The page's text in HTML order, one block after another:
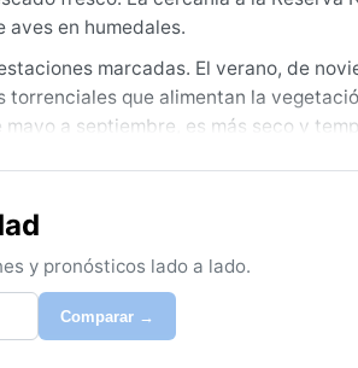
en humedales.
marcadas. El verano, de
que alimentan la
a septiembre, es más seco y
austral, de mayo a
y sus alrededores. Un fenómeno
principalmente a principios del
vespertinas en verano, que
y pronósticos lado a lado.
Comparar →